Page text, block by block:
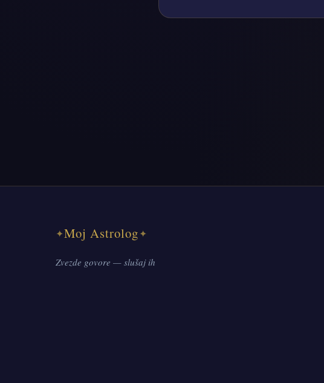
✦Moj Astrolog✦
Zvezde govore — slušaj ih